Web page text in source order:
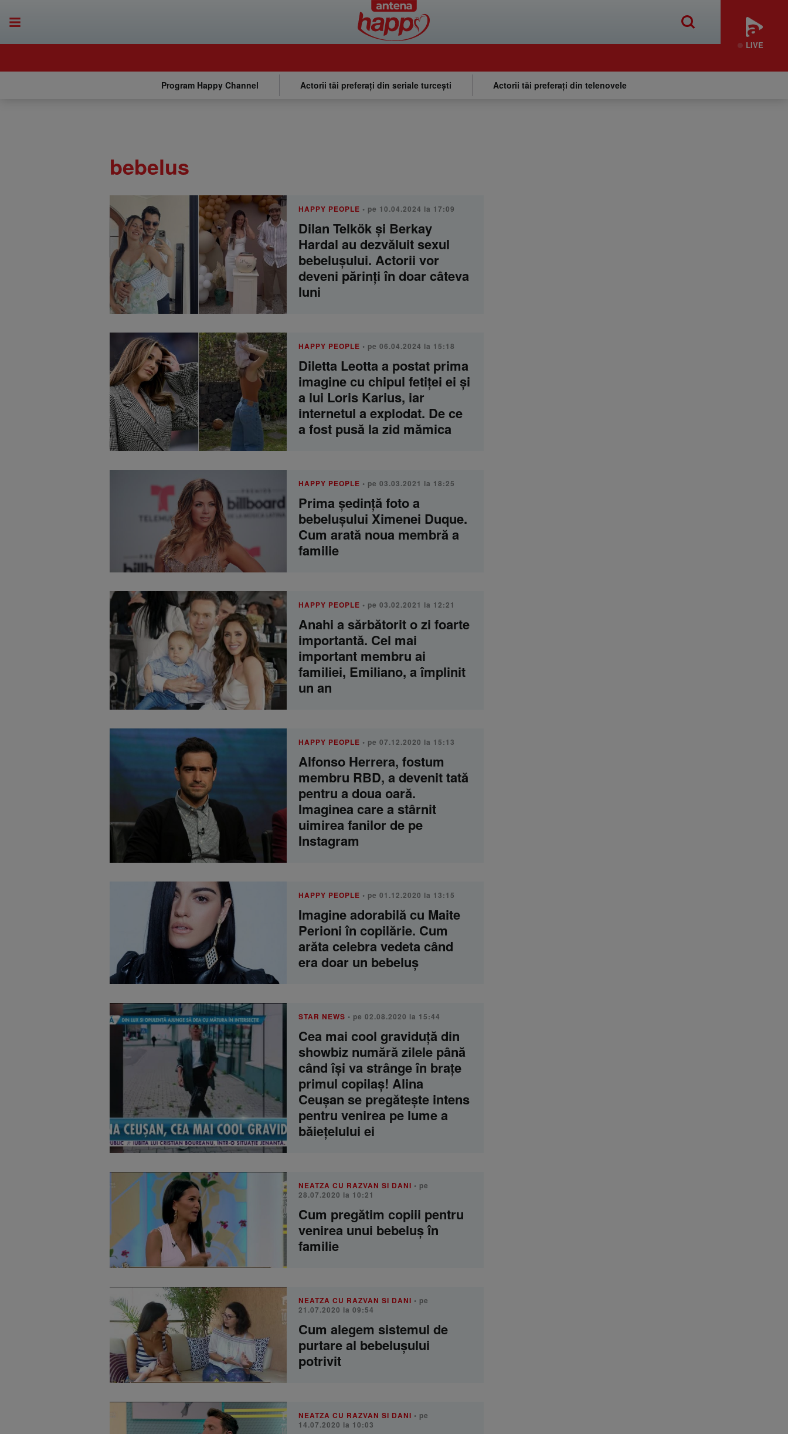
LIVE
Program Happy Channel Actorii tăi preferați din seriale turcești Actorii tăi preferați din telenovele
bebelus
HAPPY PEOPLE • pe 10.04.2024 la 17:09
Dilan Telkök și Berkay
Hardal au dezvăluit sexul
bebelușului. Actorii vor
deveni părinți în doar câteva
luni
HAPPY PEOPLE • pe 06.04.2024 la 15:18
Diletta Leotta a postat prima
imagine cu chipul fetiței ei și
a lui Loris Karius, iar
internetul a explodat. De ce
a fost pusă la zid mămica
HAPPY PEOPLE • pe 03.03.2021 la 18:25
Prima ședință foto a
bebelușului Ximenei Duque.
Cum arată noua membră a
familie
HAPPY PEOPLE • pe 03.02.2021 la 12:21
Anahi a sărbătorit o zi foarte
importantă. Cel mai
important membru ai
familiei, Emiliano, a împlinit
un an
HAPPY PEOPLE • pe 07.12.2020 la 15:13
Alfonso Herrera, fostum
membru RBD, a devenit tată
pentru a doua oară.
Imaginea care a stârnit
uimirea fanilor de pe
Instagram
HAPPY PEOPLE • pe 01.12.2020 la 13:15
Imagine adorabilă cu Maite
Perioni în copilărie. Cum
arăta celebra vedeta când
era doar un bebeluș
STAR NEWS • pe 02.08.2020 la 15:44
Cea mai cool graviduţă din
showbiz numără zilele până
când îşi va strânge în braţe
primul copilaş! Alina
Ceuşan se pregăteşte intens
pentru venirea pe lume a
băieţelului ei
NEATZA CU RAZVAN SI DANI • pe
28.07.2020 la 10:21
Cum pregătim copiii pentru
venirea unui bebeluș în
familie
NEATZA CU RAZVAN SI DANI • pe
21.07.2020 la 09:54
Cum alegem sistemul de
purtare al bebelușului
potrivit
NEATZA CU RAZVAN SI DANI • pe
14.07.2020 la 10:03